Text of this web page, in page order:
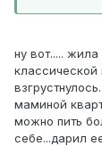
ну вот.....
классической
маминой
можно пить
себе...дарил